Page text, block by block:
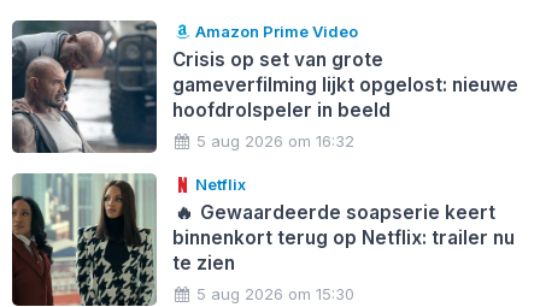
Amazon Prime Video
Crisis op set van grote
gameverfilming lijkt opgelost: nieuwe
hoofdrolspeler in beeld
5 aug 2026 om 16:32
Netflix
🔥 Gewaardeerde soapserie keert
binnenkort terug op Netflix: trailer nu
te zien
5 aug 2026 om 15:30